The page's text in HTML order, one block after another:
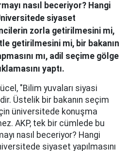
nasıl beceriyor? Hangi
siyaset
zorla getirilmesini mi,
getirilmesini mi, bir bakanın
mı, adil seçime gölge
yaptı.
"Bilim yuvaları siyasi
Üstelik bir bakanın seçim
üniversitede konuşma
AKP, tek bir cümlede bu
nasıl beceriyor? Hangi
siyaset yapılmasını